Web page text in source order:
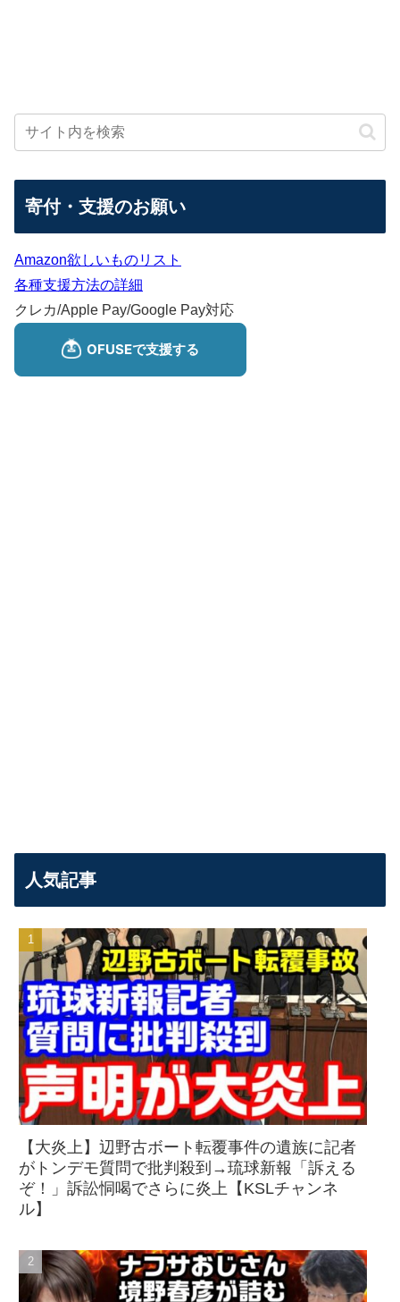
寄付・支援のお願い
Amazon欲しいものリスト
各種支援方法の詳細
クレカ/Apple Pay/Google Pay対応
人気記事
【大炎上】辺野古ボート転覆事件の遺族に記者
がトンデモ質問で批判殺到→琉球新報「訴える
ぞ！」訴訟恫喝でさらに炎上【KSLチャンネ
ル】